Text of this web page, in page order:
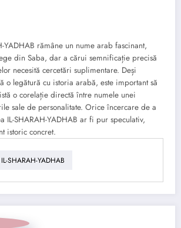
YADHAB rămâne un nume arab fascinant,
din Saba, dar a cărui semnificație precisă
necesită cercetări suplimentare. Deși
o legătură cu istoria arabă, este important să
o corelație directă între numele unei
sale de personalitate. Orice încercare de a
IL-SHARAH-YADHAB ar fi pur speculativ,
istoric concret.
IL-SHARAH-YADHAB